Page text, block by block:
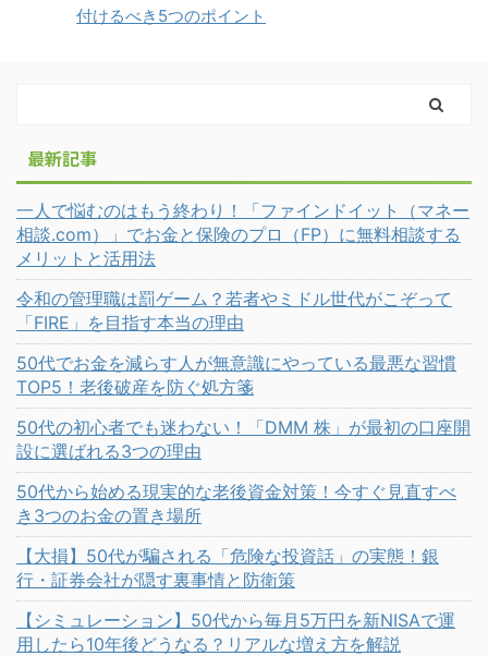
付けるべき5つのポイント
最新記事
一人で悩むのはもう終わり！「ファインドイット（マネー
相談.com）」でお金と保険のプロ（FP）に無料相談する
メリットと活用法
令和の管理職は罰ゲーム？若者やミドル世代がこぞって
「FIRE」を目指す本当の理由
50代でお金を減らす人が無意識にやっている最悪な習慣
TOP5！老後破産を防ぐ処方箋
50代の初心者でも迷わない！「DMM 株」が最初の口座開
設に選ばれる3つの理由
50代から始める現実的な老後資金対策！今すぐ見直すべ
き3つのお金の置き場所
【大損】50代が騙される「危険な投資話」の実態！銀
行・証券会社が隠す裏事情と防衛策
【シミュレーション】50代から毎月5万円を新NISAで運
用したら10年後どうなる？リアルな増え方を解説